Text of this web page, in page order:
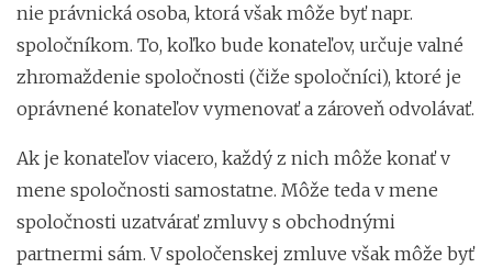
nie právnická osoba, ktorá však môže byť napr.
spoločníkom. To, koľko bude konateľov, určuje valné
zhromaždenie spoločnosti (čiže spoločníci), ktoré je
oprávnené konateľov vymenovať a zároveň odvolávať.
Ak je konateľov viacero, každý z nich môže konať v
mene spoločnosti samostatne. Môže teda v mene
spoločnosti uzatvárať zmluvy s obchodnými
partnermi sám. V spoločenskej zmluve však môže byť